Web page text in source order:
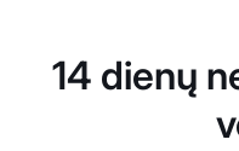
14 dienų